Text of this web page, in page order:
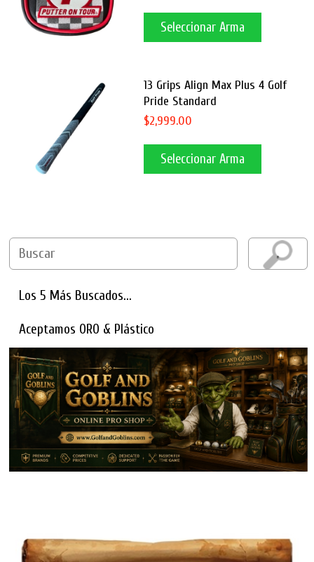
Seleccionar Arma
13 Grips Align Max Plus 4 Golf
Pride Standard
$2,999.00
Seleccionar Arma
Los 5 Más Buscados...
Aceptamos ORO & Plástico